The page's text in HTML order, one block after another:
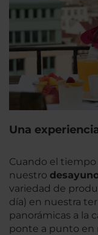
Una
Cuando el
nuestro
variedad de
día) en nuestra
panorámicas a la
ponte a punto en